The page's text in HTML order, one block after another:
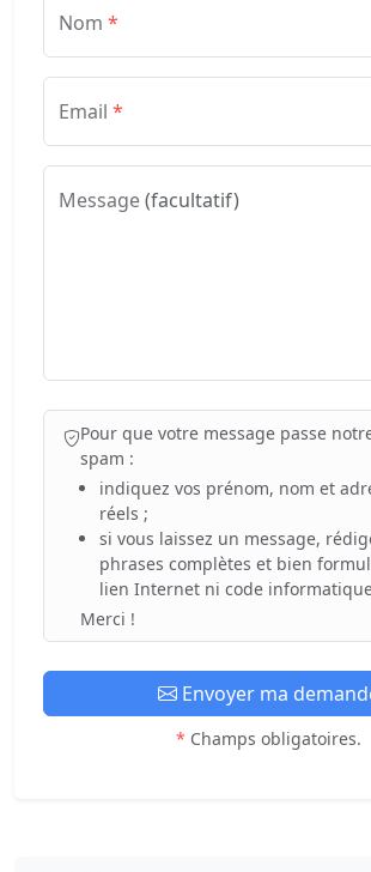
Nom *
Email *
Message(facultatif)
Pour que votre message passe
spam :
indiquez vos prénom, nom et
réels ;
si vous laissez un message,
phrases complètes et bien
lien Internet ni code
Merci !
Envoyer ma
* Champs obligatoires.